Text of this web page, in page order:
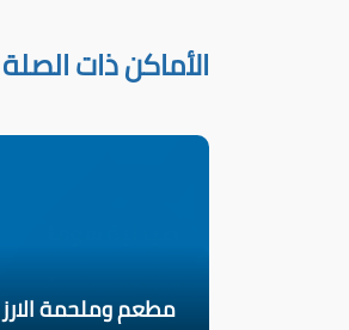
الأماكن ذات الصلة
مطعم وملحمة الارز